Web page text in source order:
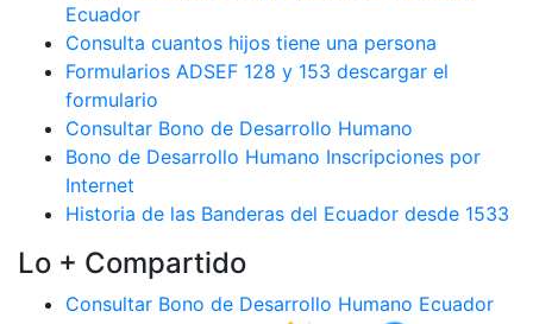
Ecuador
Consulta cuantos hijos tiene una persona
Formularios ADSEF 128 y 153 descargar el
formulario
Consultar Bono de Desarrollo Humano
Bono de Desarrollo Humano Inscripciones por
Internet
Historia de las Banderas del Ecuador desde 1533
Lo + Compartido
Consultar Bono de Desarrollo Humano Ecuador